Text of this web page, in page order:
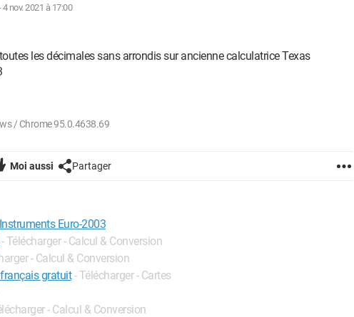
4 nov. 2021 à 17:00
les décimales sans arrondis sur ancienne calculatrice Texas
/ Chrome 95.0.4638.69
Moi aussi Partager
Euro-2003
- Télécharger - Calcul & Conversion
- Calcul & Conversion
gratuit - Télécharger - Cartes
- Calcul & Conversion